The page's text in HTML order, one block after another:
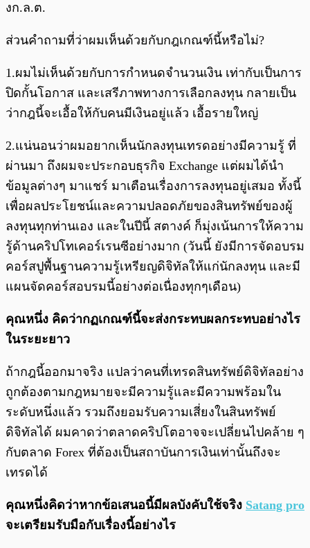
งก.ล.ต.
ส่วนคำถามที่ว่าผมเห็นด้วยกับกฎเกณฑ์นี้หรือไม่?
1.ผมไม่เห็นด้วยกับการกำหนดจำนวนเงิน เท่ากับเป็นการ
ปิดกั้นโอกาส และเสรีภาพทางการเลือกลงทุน กลายเป็น
ว่ากฎนี้จะเอื้อให้กับคนมีเงินอยู่แล้ว เอื้อรายใหญ่
2.แน่นอนว่าผมอยากเห็นนักลงทุนเทรดอย่างมีความรู้ ที่
ผ่านมา ถึงผมจะประกอบธุรกิจ Exchange แต่ผมได้นำ
ข้อมูลต่างๆ มาแชร์ มาเตือนเรื่องการลงทุนอยู่เสมอ ทั้งนี้
เพื่อผลประโยชน์และความปลอดภัยของสินทรัพย์ของผู้
ลงทุนทุกท่านเอง และในปีนี้ สตางค์ ก็มุ่งเน้นการให้ความ
รู้ด้านคริปโทเคอร์เรนซีอย่างมาก (วันนี้ ยังมีการจัดอบรม
คอร์สปูพื้นฐานความรู้เหรียญดิจิทัลให้แก่นักลงทุน และมี
แผนจัดคอร์สอบรมนี้อย่างต่อเนื่องทุกๆเดือน)
คุณหนึ่ง คิดว่ากฏเกณฑ์นี้จะส่งกระทบผลกระทบอย่างไร
ในระยะยาว
ถ้ากฎนี้ออกมาจริง แปลว่าคนที่เทรดสินทรัพย์ดิจิทัลอย่าง
ถูกต้องตามกฎหมายจะมีความรู้และมีความพร้อมใน
ระดับหนึ่งแล้ว รวมถึงยอมรับความเสี่ยงในสินทรัพย์
ดิจิทัลได้ ผมคาดว่าตลาดคริปโตอาจจะเปลี่ยนไปคล้าย ๆ
กับตลาด Forex ที่ต้องเป็นสถาบันการเงินเท่านั้นถึงจะ
เทรดได้
คุณหนึ่งคิดว่าหากข้อเสนอนี้มีผลบังคับใช้จริง Satang pro
จะเตรียมรับมือกับเรื่องนี้อย่างไร